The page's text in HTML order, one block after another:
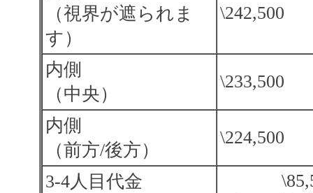
（視界が遮られま
す）
\242,500
内側
（中央）
\233,500
内側
（前方/後方）
\224,500
3-4人目代金